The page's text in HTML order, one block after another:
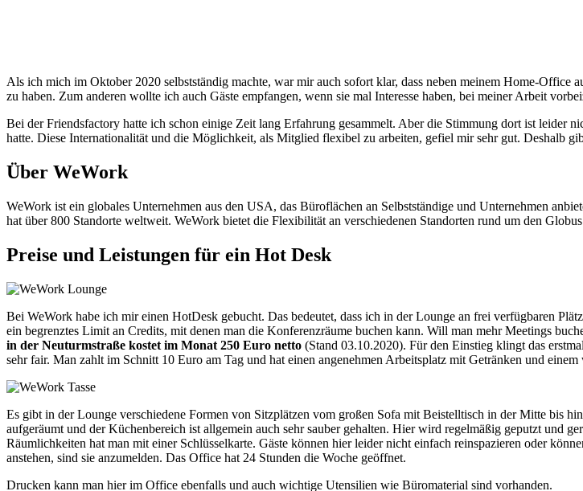
Als ich mich im Oktober 2020 selbstständig machte, war mir auch sofort klar, dass neben meinem Home-Office
zu haben. Zum anderen wollte ich auch Gäste empfangen, wenn sie mal Interesse haben, bei meiner Arbeit
Bei der Friendsfactory hatte ich schon einige Zeit lang Erfahrung gesammelt. Aber die Stimmung dort ist leider
hatte. Diese Internationalität und die Möglichkeit, als Mitglied flexibel zu arbeiten, gefiel mir sehr gut. Deshalb
Über WeWork
WeWork ist ein globales Unternehmen aus den USA, das Büroflächen an Selbstständige und Unternehmen
hat über 800 Standorte weltweit. WeWork bietet die Flexibilität an verschiedenen Standorten rund um den
Preise und Leistungen für ein Hot Desk
Bei WeWork habe ich mir einen HotDesk gebucht. Das bedeutet, dass ich in der Lounge an frei verfügbaren
ein begrenztes Limit an Credits, mit denen man die Konferenzräume buchen kann. Will man mehr Meetings
in der Neuturmstraße kostet im Monat 250 Euro netto (Stand 03.10.2020). Für den Einstieg klingt das
sehr fair. Man zahlt im Schnitt 10 Euro am Tag und hat einen angenehmen Arbeitsplatz mit Getränken und
Es gibt in der Lounge verschiedene Formen von Sitzplätzen vom großen Sofa mit Beistelltisch in der Mitte bis
aufgeräumt und der Küchenbereich ist allgemein auch sehr sauber gehalten. Hier wird regelmäßig geputzt
Räumlichkeiten hat man mit einer Schlüsselkarte. Gäste können hier leider nicht einfach reinspazieren oder
anstehen, sind sie anzumelden. Das Office hat 24 Stunden die Woche geöffnet.
Drucken kann man hier im Office ebenfalls und auch wichtige Utensilien wie Büromaterial sind vorhanden.